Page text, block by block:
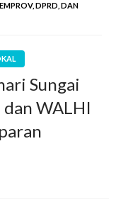
DPRD, DAN
Sungai
dan WALHI